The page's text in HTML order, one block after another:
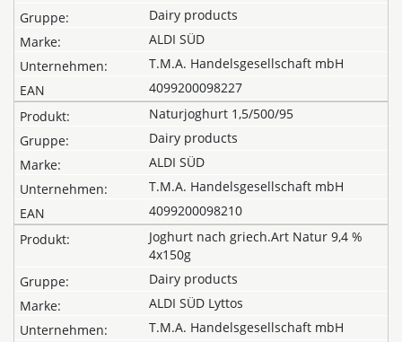
Dairy products
ALDI SÜD
T.M.A. Handelsgesellschaft mbH
4099200098227
Naturjoghurt 1,5/500/95
Dairy products
ALDI SÜD
T.M.A. Handelsgesellschaft mbH
4099200098210
Joghurt nach griech.Art Natur 9,4 %
4x150g
Dairy products
ALDI SÜD Lyttos
T.M.A. Handelsgesellschaft mbH